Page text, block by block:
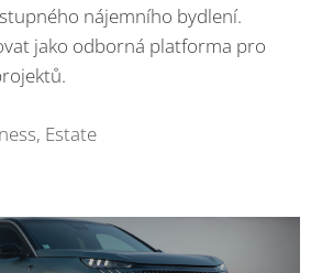
nájemního bydlení.
jako odborná platforma pro
, Estate